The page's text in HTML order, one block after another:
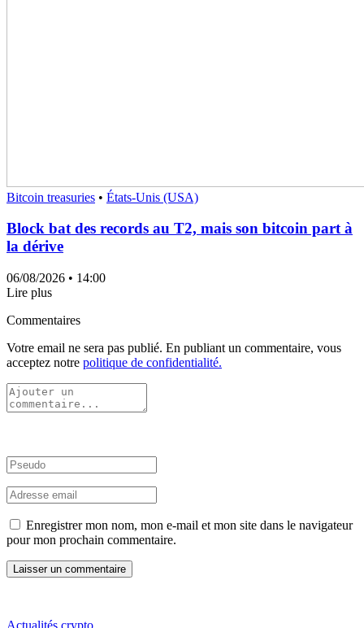
Bitcoin treasuries • États-Unis (USA)
Block bat des records au T2, mais son bitcoin part à
la dérive
06/08/2026 • 14:00
Lire plus
Commentaires
Votre email ne sera pas publié. En publiant un commentaire, vous
acceptez notre politique de confidentialité.
Enregistrer mon nom, mon e-mail et mon site dans le navigateur
pour mon prochain commentaire.
Actualités crypto